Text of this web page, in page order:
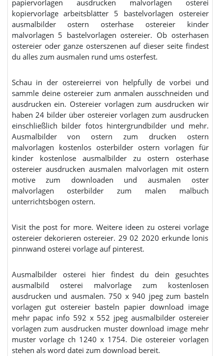
papiervorlagen ausdrucken malvorlagen osterei
kopiervorlage arbeitsblätter 5 bastelvorlagen ostereier
ausmalbilder ostern osterhase ostereier kinder
malvorlagen 5 bastelvorlagen ostereier. Ob osterhasen
ostereier oder ganze osterszenen auf dieser seite findest
du alles zum ausmalen rund ums osterfest.
Schau in der ostereierrei von helpfully de vorbei und
sammle deine ostereier zum anmalen ausschneiden und
ausdrucken ein. Ostereier vorlagen zum ausdrucken wir
haben 24 bilder über ostereier vorlagen zum ausdrucken
einschließlich bilder fotos hintergrundbilder und mehr.
Ausmalbilder von ostern zum drucken ostern
malvorlagen kostenlos osterbilder ostern vorlagen für
kinder kostenlose ausmalbilder zu ostern osterhase
ostereier ausdrucken ausmalen malvorlagen mit ostern
motive zum downloaden und ausmalen oster
malvorlagen osterbilder zum malen malbuch
unterrichtsbögen ostern.
Visit the post for more. Weitere ideen zu osterei vorlage
ostereier dekorieren ostereier. 29 02 2020 erkunde lonis
pinnwand osterei vorlage auf pinterest.
Ausmalbilder osterei hier findest du dein gesuchtes
ausmalbild osterei malvorlage zum kostenlosen
ausdrucken und ausmalen. 750 x 940 jpeg zum basteln
vorlagen gut ostereier basteln papier download image
mehr papac info 592 x 552 jpeg ausmalbilder ostereier
vorlagen zum ausdrucken muster download image mehr
muster vorlage ch 1240 x 1754. Die ostereier vorlagen
stehen als word datei zum download bereit.